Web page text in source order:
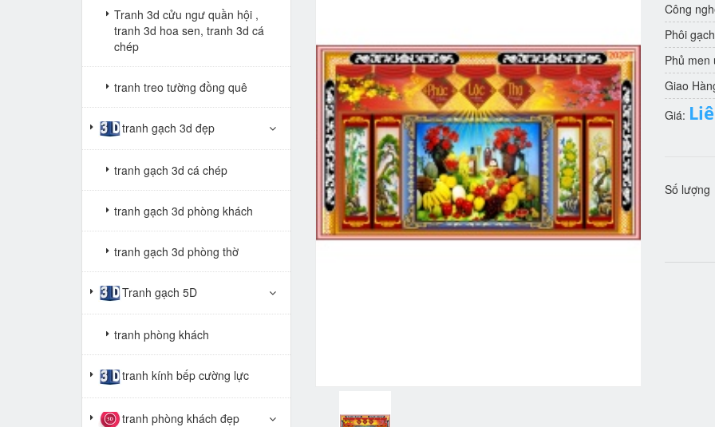
Công
Phôi
Phủ men
Giao
Giá:
Số lượng
Tranh 3d cửu ngư quần hội ,
tranh 3d hoa sen, tranh 3d cá
chép
tranh treo tường đồng quê
tranh gạch 3d đẹp
tranh gạch 3d cá chép
tranh gạch 3d phòng khách
tranh gạch 3d phòng thờ
Tranh gạch 5D
tranh phòng khách
tranh kính bếp cường lực
tranh phòng khách đẹp